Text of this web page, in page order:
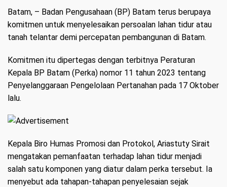
Batam, – Badan Pengusahaan (BP) Batam terus berupaya
komitmen untuk menyelesaikan persoalan lahan tidur atau
tanah telantar demi percepatan pembangunan di Batam.
Komitmen itu dipertegas dengan terbitnya Peraturan
Kepala BP Batam (Perka) nomor 11 tahun 2023 tentang
Penyelanggaraan Pengelolaan Pertanahan pada 17 Oktober
lalu.
Kepala Biro Humas Promosi dan Protokol, Ariastuty Sirait
mengatakan pemanfaatan terhadap lahan tidur menjadi
salah satu komponen yang diatur dalam perka tersebut. Ia
menyebut ada tahapan-tahapan penyelesaian sejak